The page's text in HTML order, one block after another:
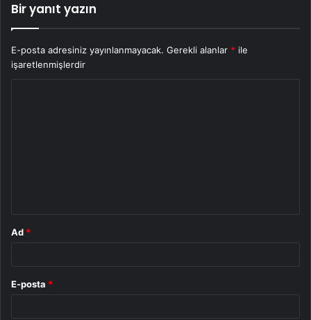
Bir yanıt yazın
E-posta adresiniz yayınlanmayacak. Gerekli alanlar * ile
işaretlenmişlerdir
Ad *
E-posta *